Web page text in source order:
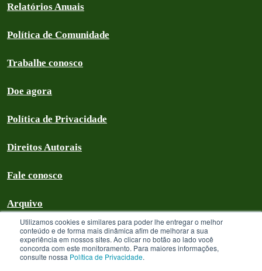
Utilizamos cookies e similares para poder lhe entregar o melhor
conteúdo e de forma mais dinâmica afim de melhorar a sua
experiência em nossos sites. Ao clicar no botão ao lado você
concorda com este monitoramento. Para maiores informações,
consulte nossa Política de Privacidade.
Relatórios Anuais
Política de Comunidade
Trabalhe conosco
Doe agora
Política de Privacidade
Direitos Autorais
Fale conosco
Arquivo
Greenpeace Brasil 2026